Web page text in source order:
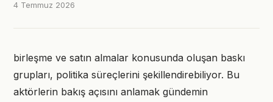
4 Temmuz 2026
birleşme ve satın almalar konusunda oluşan baskı
grupları, politika süreçlerini şekillendirebiliyor. Bu
aktörlerin bakış açısını anlamak gündemin